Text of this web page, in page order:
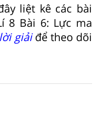
liệt kê các bài
8 Bài 6: Lực ma
giảiđể theo dõi